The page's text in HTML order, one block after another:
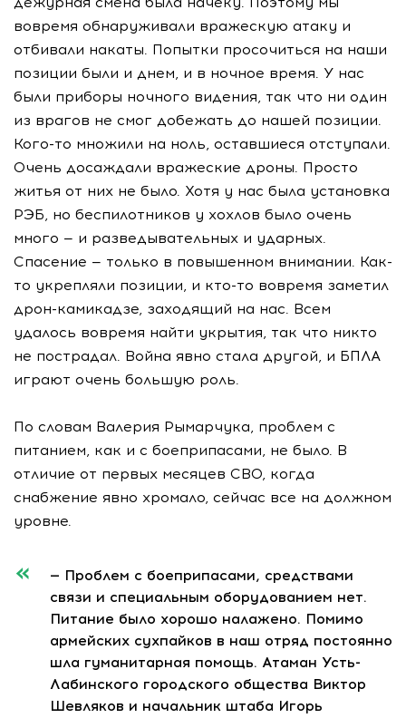
вовремя обнаруживали вражескую атаку и
отбивали накаты. Попытки просочиться на наши
позиции были и днем, и в ночное время. У нас
были приборы ночного видения, так что ни один
из врагов не смог добежать до нашей позиции.
Кого-то множили на ноль, оставшиеся отступали.
Очень досаждали вражеские дроны. Просто
житья от них не было. Хотя у нас была установка
РЭБ, но беспилотников у хохлов было очень
много — и разведывательных и ударных.
Спасение — только в повышенном внимании. Как-
то укрепляли позиции, и кто-то вовремя заметил
дрон-камикадзе, заходящий на нас. Всем
удалось вовремя найти укрытия, так что никто
не пострадал. Война явно стала другой, и БПЛА
играют очень большую роль.
По словам Валерия Рымарчука, проблем с
питанием, как и с боеприпасами, не было. В
отличие от первых месяцев СВО, когда
снабжение явно хромало, сейчас все на должном
уровне.
— Проблем с боеприпасами, средствами
связи и специальным оборудованием нет.
Питание было хорошо налажено. Помимо
армейских сухпайков в наш отряд постоянно
шла гуманитарная помощь. Атаман Усть-
Лабинского городского общества Виктор
Шевляков и начальник штаба Игорь